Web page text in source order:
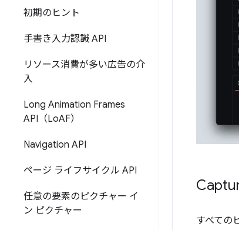
初期のヒント
手書き入力認識 API
リソース消費が多い広告の介
入
Long Animation Frames
API（LoAF）
Navigation API
ページ ライフサイクル API
任意の要素のピクチャー イ
ン ピクチャー
すべての